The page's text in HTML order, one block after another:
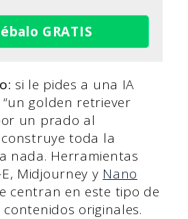
GRATIS
si le pides a una IA
golden retriever
un prado al
toda la
nada. Herramientas
Midjourney y Nano
centran en este tipo de
originales.